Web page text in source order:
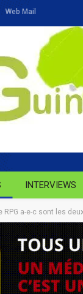
Web Mail
INTERVIEWS
le RPG a-e-c sont les